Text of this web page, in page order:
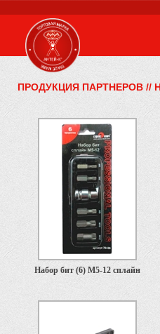
ПРОДУКЦИЯ ПАРТНЕРОВ //
Набор бит (6) М5-12 сплайн